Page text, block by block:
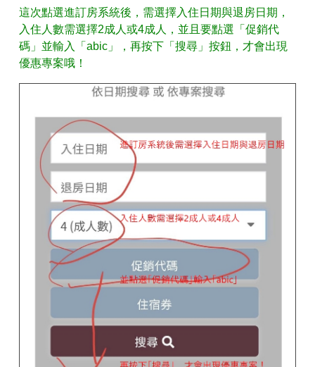
這次點選進訂房系統後，需選擇入住日期與退房日期，
入住人數需選擇2成人或4成人，並且要點選「促銷代
碼」並輸入「abic」，再按下「搜尋」按鈕，才會出現
優惠專案哦！